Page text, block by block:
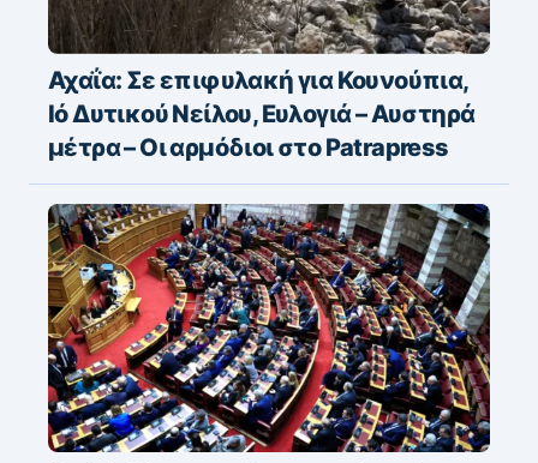
Αχαΐα: Σε επιφυλακή για Κουνούπια,
Ιό Δυτικού Νείλου, Ευλογιά – Αυστηρά
μέτρα – Οι αρμόδιοι στο Patrapress